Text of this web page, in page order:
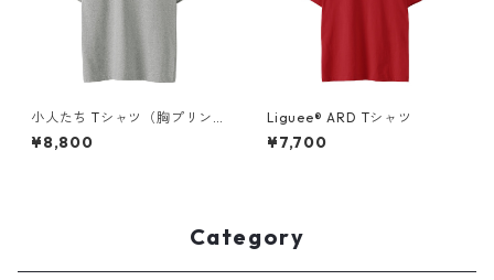
小人たち Tシャツ（胸プリン
ト）
¥8,800
Liguee®️ ARD Tシャツ
¥7,700
Category